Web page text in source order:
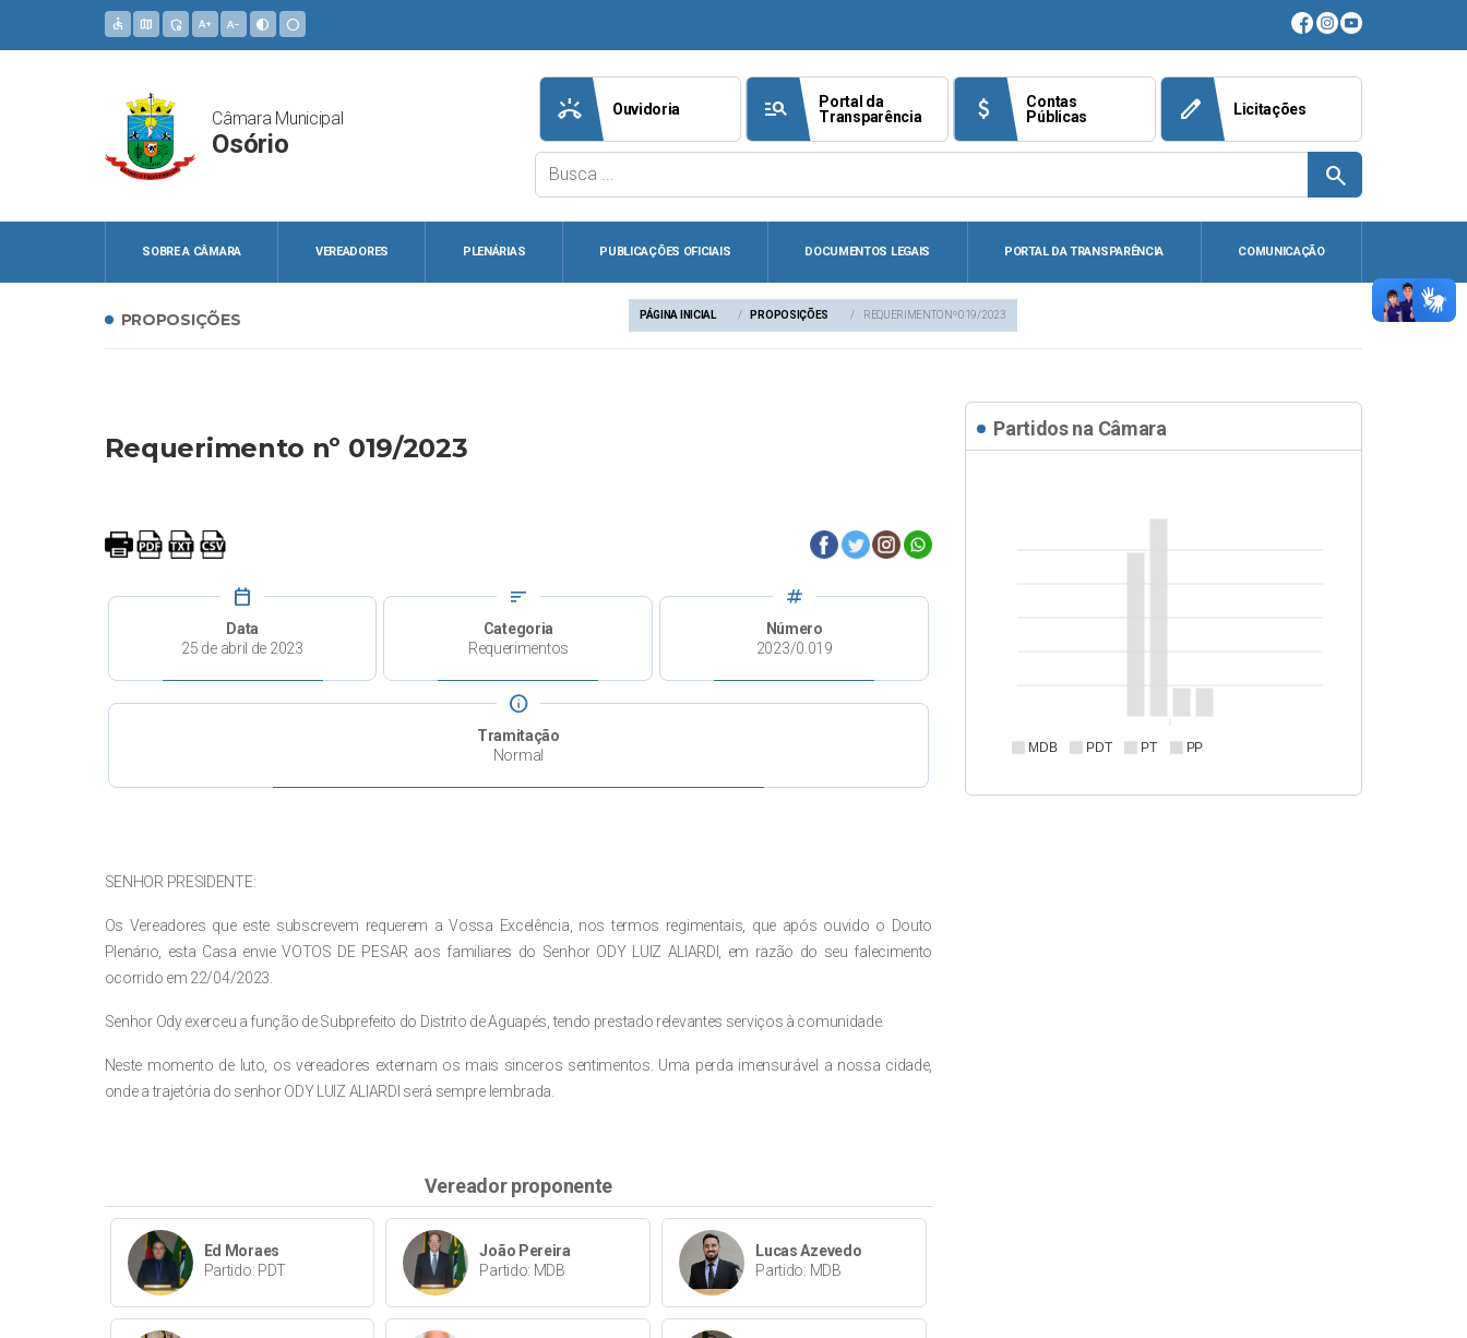
accessible map admin_panel_settings text_increase text_decrease contrast circle
Câmara Municipal
Osório
ring_volume Ouvidoria manage_search
Portal da
Transparência
attach_money
Contas
Públicas
edit Licitações
search
SOBRE A CÂMARA VEREADORES PLENÁRIAS PUBLICAÇÕES OFICIAIS DOCUMENTOS LEGAIS PORTAL DA TRANSPARÊNCIA COMUNICAÇÃO
PROPOSIÇÕES PÁGINA INICIAL PROPOSIÇÕES REQUERIMENTO Nº 019/2023
Requerimento nº 019/2023
calendar_today
Data
25 de abril de 2023
sort
Categoria
Requerimentos
tag
Número
2023/0.019
info
Tramitação
Normal
SENHOR PRESIDENTE:
Os Vereadores que este subscrevem requerem a Vossa Excelência, nos termos regimentais, que após ouvido o Douto
Plenário, esta Casa envie VOTOS DE PESAR aos familiares do Senhor ODY LUIZ ALIARDI, em razão do seu falecimento
ocorrido em 22/04/2023.
Senhor Ody exerceu a função de Subprefeito do Distrito de Aguapés, tendo prestado relevantes serviços à comunidade.
Neste momento de luto, os vereadores externam os mais sinceros sentimentos. Uma perda imensurável a nossa cidade,
onde a trajetória do senhor ODY LUIZ ALIARDI será sempre lembrada.
Vereador proponente
Ed Moraes
Partido: PDT
João Pereira
Partido: MDB
Lucas Azevedo
Partido: MDB
Partidos na Câmara
MDB PDT PT PP